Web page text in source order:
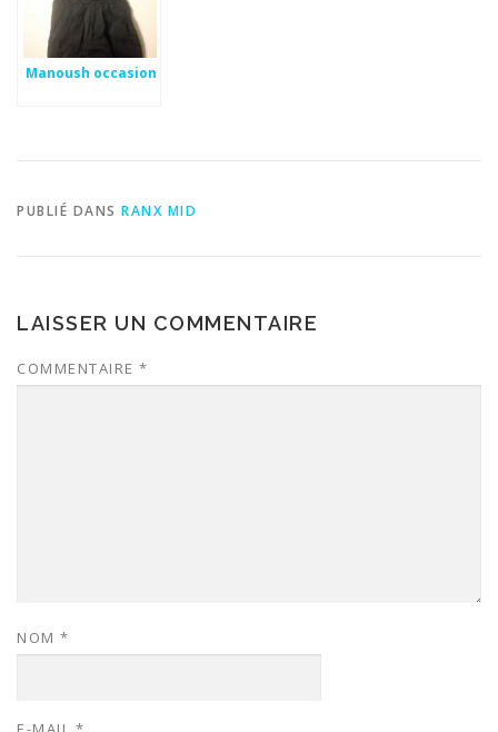
Manoush occasion
PUBLIÉ DANS RANX MID
LAISSER UN COMMENTAIRE
COMMENTAIRE *
NOM *